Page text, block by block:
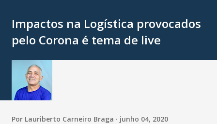
Impactos na Logística provocados
pelo Corona é tema de live
Por Lauriberto Carneiro Braga junho 04, 2020